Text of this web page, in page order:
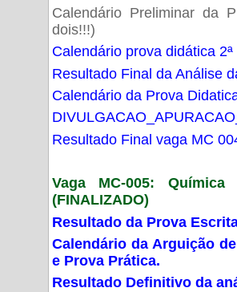
Calendário Preliminar da
dois!!!)
Calendário prova didática
Resultado Final da Análise
Calendário da Prova
Resultado Final vaga MC
Vaga MC-005:
(FINALIZADO)
Resultado da Prova
Calendário da Arguição
e Prova Prática.
Resultado Definitivo da